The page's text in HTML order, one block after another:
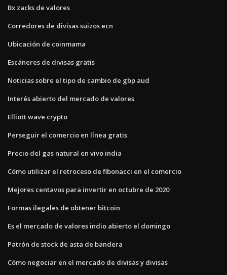
Bx zacks de valores
Corredores de divisas suizos ecn
Ubicación de coinmama
Escáneres de divisas gratis
Noticias sobre el tipo de cambio de gbp aud
Interés abierto del mercado de valores
Elliott wave crypto
Perseguir el comercio en línea gratis
Precio del gas natural en vivo india
Cómo utilizar el retroceso de fibonacci en el comercio
Mejores centavos para invertir en octubre de 2020
Formas ilegales de obtener bitcoin
Es el mercado de valores indio abierto el domingo
Patrón de stock de asta de bandera
Cómo negociar en el mercado de divisas y divisas